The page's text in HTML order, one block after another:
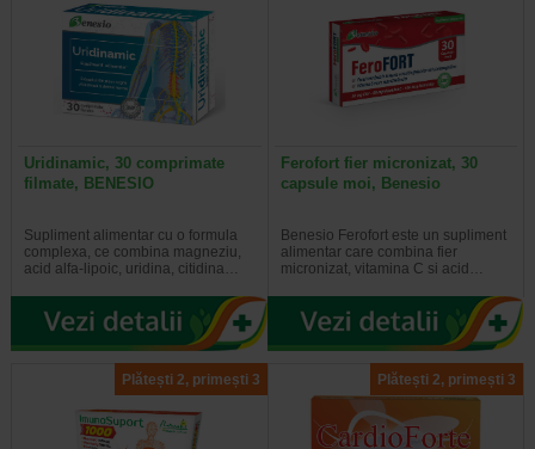
Uridinamic, 30 comprimate
filmate, BENESIO
Supliment alimentar cu o formula
complexa, ce combina magneziu,
acid alfa-lipoic, uridina, citidina…
Ferofort fier micronizat, 30
capsule moi, Benesio
Benesio Ferofort este un supliment
alimentar care combina fier
micronizat, vitamina C si acid…
Plătești 2, primești 3 Plătești 2, primești 3